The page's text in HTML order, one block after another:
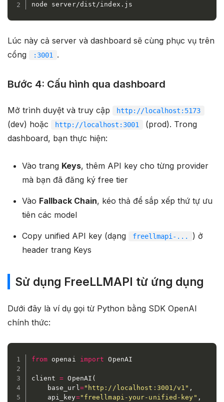
node server/dist/index.js
Lúc này cả server và dashboard sẽ cùng phục vụ trên
cổng
:3001 .
Bước 4: Cấu hình qua dashboard
Mở trình duyệt và truy cập http://localhost:5173
(dev) hoặc http://localhost:3001
(prod). Trong
dashboard, bạn thực hiện:
Vào trang Keys, thêm API key cho từng provider
mà bạn đã đăng ký free tier
Vào Fallback Chain, kéo thả để sắp xếp thứ tự ưu
tiên các model
Copy unified API key (dạng freellmapi-...
) ở
header trang Keys
Sử dụng FreeLLMAPI từ ứng dụng
Dưới đây là ví dụ gọi từ Python bằng SDK OpenAI
chính thức:
from openai import OpenAI
client = OpenAI (
    base_url
="http://localhost:3001/v1" ,
    api_key
="freellmapi-your-unified-key" ,